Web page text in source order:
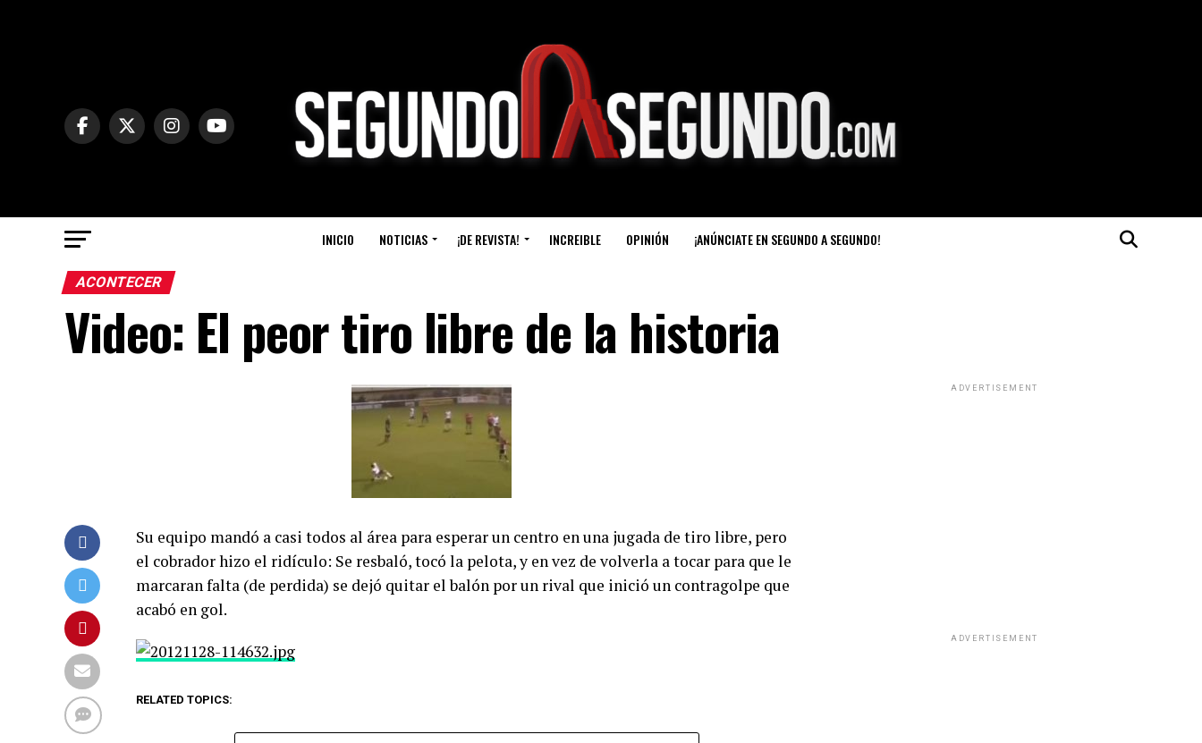
INICIO NOTICIAS ¡DE REVISTA! INCREIBLE OPINIÓN ¡ANÚNCIATE EN SEGUNDO A SEGUNDO!
ACONTECER
Video: El peor tiro libre de la historia
Su equipo mandó a casi todos al área para esperar un centro en una jugada de tiro libre, pero
el cobrador hizo el ridículo: Se resbaló, tocó la pelota, y en vez de volverla a tocar para que le
marcaran falta (de perdida) se dejó quitar el balón por un rival que inició un contragolpe que
acabó en gol.
RELATED TOPICS:
ADVERTISEMENT
ADVERTISEMENT